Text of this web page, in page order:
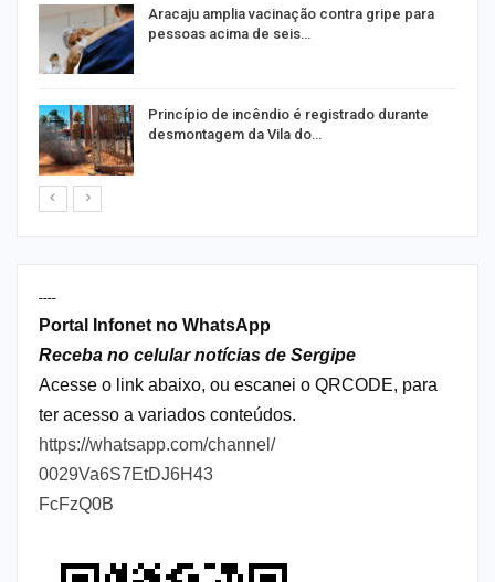
Aracaju amplia vacinação contra gripe para
pessoas acima de seis…
Princípio de incêndio é registrado durante
desmontagem da Vila do…
----
Portal Infonet no WhatsApp
Receba no celular notícias de Sergipe
Acesse o link abaixo, ou escanei o QRCODE, para
ter acesso a variados conteúdos.
https://whatsapp.com/channel/
0029Va6S7EtDJ6H43
FcFzQ0B